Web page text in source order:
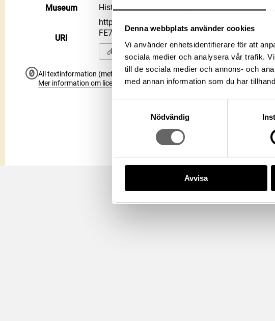
Denna webbplats använder cookies
Vi använder enhetsidentifierare för att
sociala medier och analysera vår trafik.
till de sociala medier och annons- och
med annan information som du har
Nödvändig
Avvisa
Museum Historiska museet
URI
https://samlingar.shm.se/media/46BBB7A8-
FE7F0D53B3A9
Kopiera URI
All textinformation (metadata) på denna sida är fri att använda enligt
Mer information om licenser hos Statens historiska museer.